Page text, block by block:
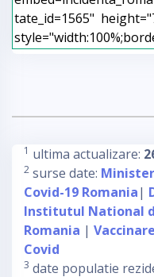
1 ultima actualizare:
2 surse date:
Covid-19 Romania|
Institutul National
Romania |
Covid
3 date populatie